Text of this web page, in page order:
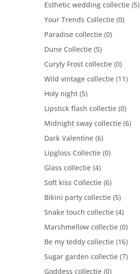
Esthetic wedding collectie (5)
Your Trends Collectie (0)
Paradise collectie (0)
Dune Collectie (5)
Curyly Frost collectie (0)
Wild vintage collectie (11)
Holy night (5)
Lipstick flash collectie (0)
Midnight sway collectie (6)
Dark Valentine (6)
Lipgloss Collectie (0)
Glass collectie (4)
Soft kiss Collectie (6)
Bikini party collectie (5)
Snake touch collectie (4)
Marshmellow collectie (0)
Be my teddy collectie (16)
Sugar garden collectie (7)
Goddess collectie (0)